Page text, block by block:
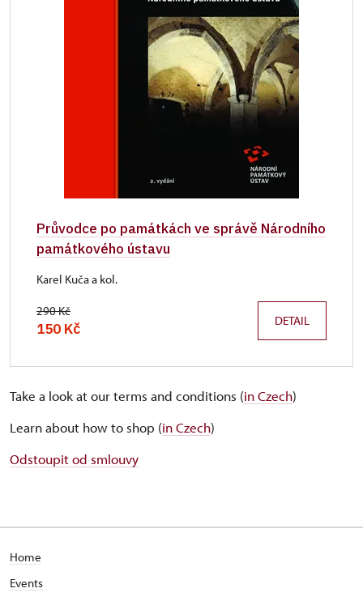
Průvodce po památkách ve správě Národního
památkového ústavu
Karel Kuča a kol.
290 Kč
150 Kč DETAIL
Take a look at our terms and conditions (in Czech)
Learn about how to shop (in Czech)
Odstoupit od smlouvy
Home
Events